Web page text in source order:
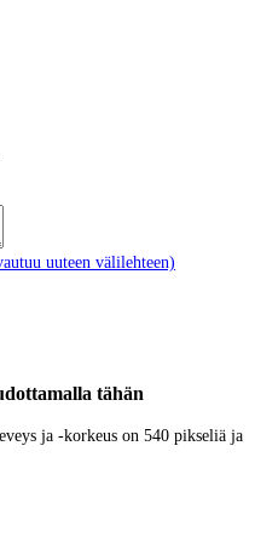
uuteen välilehteen)
tähän
ja -korkeus on 540 pikseliä ja